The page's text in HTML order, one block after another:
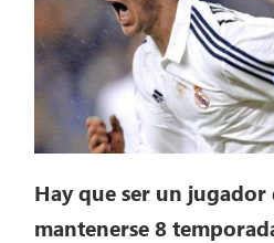
Hay que ser un
mantenerse 8